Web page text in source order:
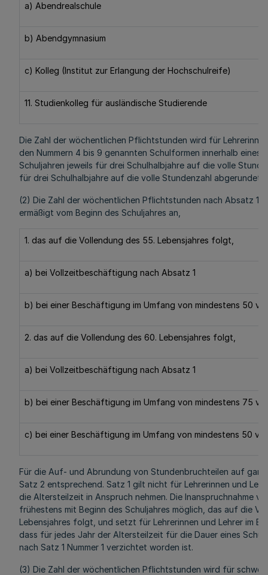
a) Abendrealschule
b) Abendgymnasium
c) Kolleg (Institut zur Erlangung der Hochschulreife)
11. Studienkolleg für ausländische Studierende
Die Zahl der wöchentlichen Pflichtstunden wird für
den Nummern 4 bis 9 genannten Schulformen innerhalb eines
Schuljahren jeweils für drei Schulhalbjahre auf die volle
für drei Schulhalbjahre auf die volle Stundenzahl abgerundet.
(2) Die Zahl der wöchentlichen Pflichtstunden nach Absatz 1
ermäßigt vom Beginn des Schuljahres an,
1. das auf die Vollendung des 55. Lebensjahres folgt,
a) bei Vollzeitbeschäftigung nach Absatz 1
b) bei einer Beschäftigung im Umfang von mindestens 50 v.
2. das auf die Vollendung des 60. Lebensjahres folgt,
a) bei Vollzeitbeschäftigung nach Absatz 1
b) bei einer Beschäftigung im Umfang von mindestens 75 v.
c) bei einer Beschäftigung im Umfang von mindestens 50 v.
Für die Auf- und Abrundung von Stundenbruchteilen auf
Satz 2 entsprechend. Satz 1 gilt nicht für Lehrerinnen und
die Altersteilzeit in Anspruch nehmen. Die Inanspruchnahme
frühestens mit Beginn des Schuljahres möglich, das auf die
Lebensjahres folgt, und setzt für Lehrerinnen und Lehrer im
dass für jedes Jahr der Altersteilzeit für die Dauer eines
nach Satz 1 Nummer 1 verzichtet worden ist.
(3) Die Zahl der wöchentlichen Pflichtstunden wird für